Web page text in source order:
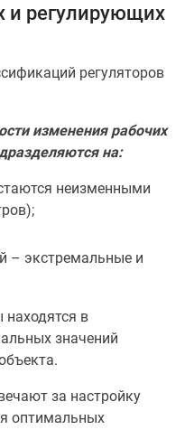
и регулирующих
регуляторов
изменения рабочих
на:
неизменными
– экстремальные и
в
значений
за настройку
оптимальных